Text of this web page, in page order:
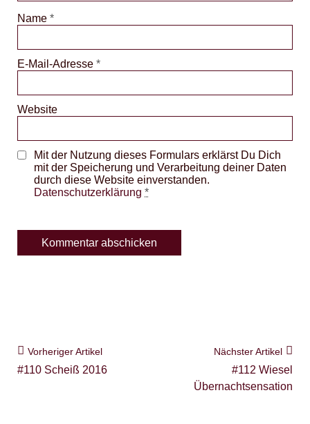
Name *
E-Mail-Adresse *
Website
Mit der Nutzung dieses Formulars erklärst Du Dich
mit der Speicherung und Verarbeitung deiner Daten
durch diese Website einverstanden.
Datenschutzerklärung *
Vorheriger Artikel
#110 Scheiß 2016
Nächster Artikel
#112 Wiesel
Übernachtsensation